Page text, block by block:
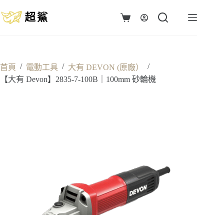
至
容
購
首頁 / 電動工具 / 大有 DEVON (原廠）
/
【大有 Devon】2835-7-100B｜100mm 砂輪機